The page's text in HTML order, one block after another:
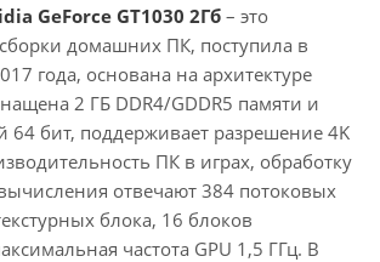
GeForce GT1030 2Гб – это
домашних ПК, поступила в
года, основана на архитектуре
2 ГБ DDR4/GDDR5 памяти и
бит, поддерживает разрешение 4K
ПК в играх, обработку
отвечают 384 потоковых
блока, 16 блоков
частота GPU 1,5 ГГц. В